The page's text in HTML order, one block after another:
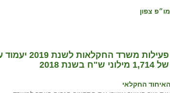
מו״פ צפון
בשנת 2018
האיחוד החקלאי